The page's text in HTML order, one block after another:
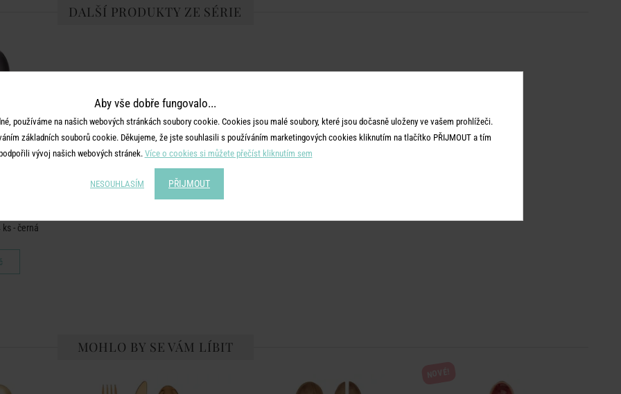
DALŠÍ PRODUKTY ZE SÉRIE
- černá
MOHLO BY SE VÁM LÍBIT
Aby vše dobře fungovalo...
používáme na našich webových stránkách soubory cookie. Cookies jsou malé soubory, které jsou dočasně uloženy ve vašem prohlížeči.
základních souborů cookie. Děkujeme, že jste souhlasili s používáním marketingových cookies kliknutím na tlačítko PŘIJMOUT a tím
vývoj našich webových stránek. Více o cookies si můžete přečíst kliknutím sem
NESOUHLASÍM PŘIJMOUT